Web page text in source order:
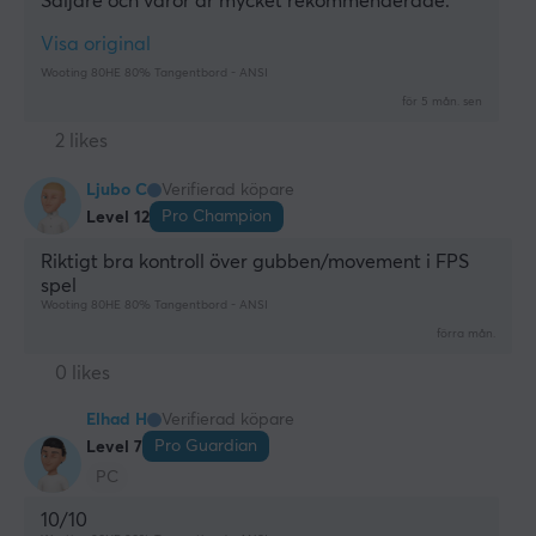
Hotswap
Profil
Färg
Passar
GARANTI
Producentens garanti
4 års garanti
MÅTT & VIKT
Visa original
Wooting 80HE 80% Tangentbord - ANSI
för 5 mån. sen
2 likes
Ljubo C
Verifierad köpare
Level 12
Pro Champion
Riktigt bra kontroll över gubben/movement i FPS
spel
Wooting 80HE 80% Tangentbord - ANSI
förra mån.
0 likes
Elhad H
Verifierad köpare
Level 7
Pro Guardian
PC
10/10